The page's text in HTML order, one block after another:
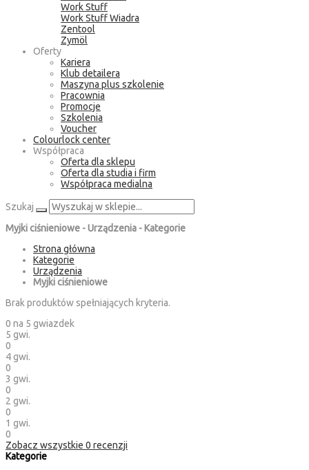
Work Stuff
Work Stuff Wiadra
Zentool
Zymöl
Oferty
Kariera
Klub detailera
Maszyna plus szkolenie
Pracownia
Promocje
Szkolenia
Voucher
Colourlock center
Współpraca
Oferta dla sklepu
Oferta dla studia i firm
Współpraca medialna
Szukaj
Myjki ciśnieniowe - Urządzenia - Kategorie
Strona główna
Kategorie
Urządzenia
Myjki ciśnieniowe
Brak produktów spełniających kryteria.
0 na 5 gwiazdek
5 gwi.
0
4 gwi.
0
3 gwi.
0
2 gwi.
0
1 gwi.
0
Zobacz wszystkie 0 recenzji
Kategorie